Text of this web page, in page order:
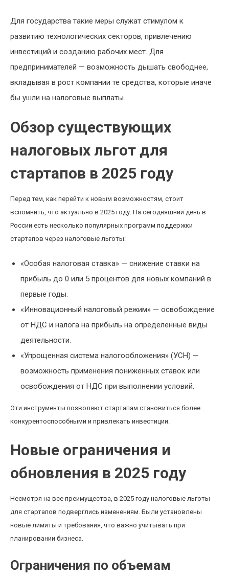
Для государства такие меры служат стимулом к
развитию технологических секторов, привлечению
инвестиций и созданию рабочих мест. Для
предпринимателей — возможность дышать свободнее,
вкладывая в рост компании те средства, которые иначе
бы ушли на налоговые выплаты.
Обзор существующих
налоговых льгот для
стартапов в 2025 году
Перед тем, как перейти к новым возможностям, стоит
вспомнить, что актуально в 2025 году. На сегодняшний день в
России есть несколько популярных программ поддержки
стартапов через налоговые льготы:
«Особая налоговая ставка» — снижение ставки на
прибыль до 0 или 5 процентов для новых компаний в
первые годы.
«Инновационный налоговый режим» — освобождение
от НДС и налога на прибыль на определенные виды
деятельности.
«Упрощенная система налогообложения» (УСН) —
возможность применения пониженных ставок или
освобождения от НДС при выполнении условий.
Эти инструменты позволяют стартапам становиться более
конкурентоспособными и привлекать инвестиции.
Новые ограничения и
обновления в 2025 году
Несмотря на все преимущества, в 2025 году налоговые льготы
для стартапов подверглись изменениям. Были установлены
новые лимиты и требования, что важно учитывать при
планировании бизнеса.
Ограничения по объемам